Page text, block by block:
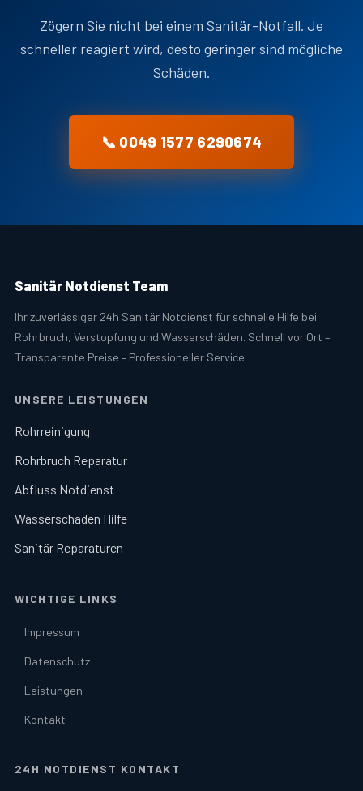
Zögern Sie nicht bei einem Sanitär-Notfall. Je
schneller reagiert wird, desto geringer sind mögliche
Schäden.
📞 0049 1577 6290674
Sanitär Notdienst Team
Ihr zuverlässiger 24h Sanitär Notdienst für schnelle Hilfe bei
Rohrbruch, Verstopfung und Wasserschäden. Schnell vor Ort –
Transparente Preise – Professioneller Service.
UNSERE LEISTUNGEN
Rohrreinigung
Rohrbruch Reparatur
Abfluss Notdienst
Wasserschaden Hilfe
Sanitär Reparaturen
WICHTIGE LINKS
Impressum
Datenschutz
Leistungen
Kontakt
24H NOTDIENST KONTAKT